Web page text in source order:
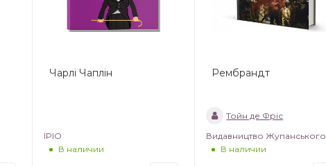
Чарлі Чаплін
IPIO
В наличии
Рембрандт
Тойн де Фріс
Видавництво Жупанського
В наличии